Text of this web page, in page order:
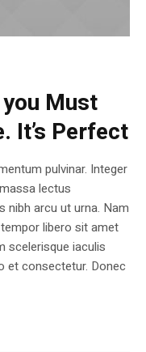
Must
It’s Perfect
pulvinar. Integer
lectus
nibh arcu ut urna. Nam
libero sit amet
scelerisque iaculis
et consectetur. Donec